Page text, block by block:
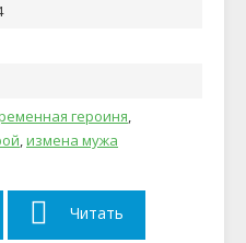
героиня,
,измена мужа
Читать